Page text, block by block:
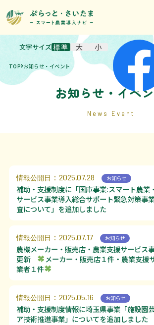
スマート農業技術の紹介
導入事例
農機メーカー検索
お知らせ・イベント
運営者情報
埼玉県のスマート農業の取組
お問い合わせ
TOP お知らせ・イベント
文字サイズ標準 大 小
お知らせ・イベ
News Event
情報公開日 ：2025.07.28 お知らせ
補助・支援制度に「国庫事業:スマート農業
サービス事業導入総合サポート緊急対策事
査について」を追加しました
情報公開日 ：2025.07.17 お知らせ
農機メーカー・販売店・農業支援サービス
更新
メーカー・販売店１件・農業支援
業者１件
情報公開日 ：2025.05.16 お知らせ
補助・支援制度情報に埼玉県事業「施設園
ア技術推進事業」についてを追加しました